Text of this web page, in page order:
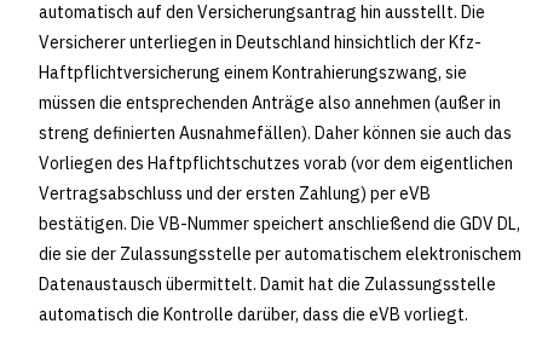
automatisch auf den Versicherungsantrag hin ausstellt. Die
Versicherer unterliegen in Deutschland hinsichtlich der Kfz-
Haftpflichtversicherung einem Kontrahierungszwang, sie
müssen die entsprechenden Anträge also annehmen (außer in
streng definierten Ausnahmefällen). Daher können sie auch das
Vorliegen des Haftpflichtschutzes vorab (vor dem eigentlichen
Vertragsabschluss und der ersten Zahlung) per eVB
bestätigen. Die VB-Nummer speichert anschließend die GDV DL,
die sie der Zulassungsstelle per automatischem elektronischem
Datenaustausch übermittelt. Damit hat die Zulassungsstelle
automatisch die Kontrolle darüber, dass die eVB vorliegt.